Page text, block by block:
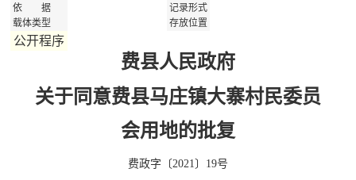
依 据
记录形式
载体类型
存放位置
公开程序
费县人民政府
关于同意费县马庄镇大寨村民委员
会用地的批复
费政字〔2021〕19号